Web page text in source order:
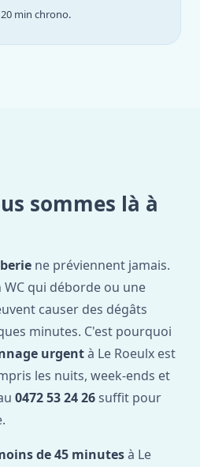
min chrono.
sommes là à
ne préviennent jamais.
qui déborde ou une
causer des dégâts
minutes. C'est pourquoi
urgentà Le Roeulx est
les nuits, week-ends et
0472 53 24 26 suffit pour
de 45 minutesà Le